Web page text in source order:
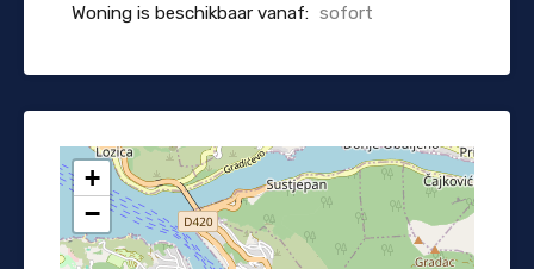
Woning is beschikbaar vanaf: sofort
+
−